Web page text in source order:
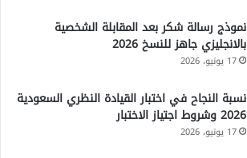
نموذج رسالة شكر بعد المقابلة الشخصية
بالانجليزي جاهز للنسخ 2026
17 يونيو، 2026
نسبة النجاح في اختبار القيادة النظري السعودية
2026 وشروط اجتياز الاختبار
17 يونيو، 2026